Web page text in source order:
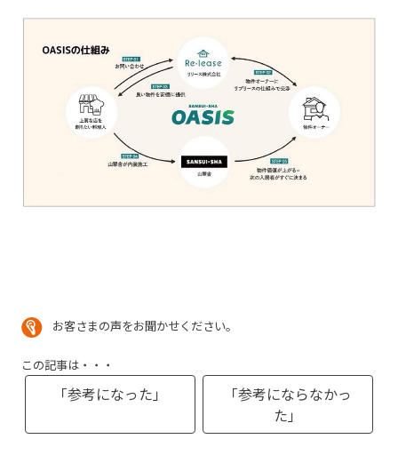
お客さまの声をお聞かせください。
この記事は・・・
「参考になった」
「参考にならなかっ
た」